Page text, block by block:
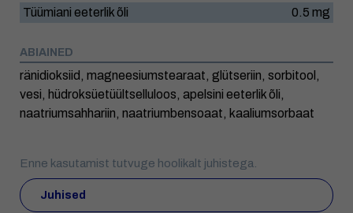
Tüümiani eeterlik õli
0.5 mg
ABIAINED
ränidioksiid, magneesiumstearaat, glütseriin, sorbitool,
vesi, hüdroksüetüültselluloos, apelsini eeterlik õli,
naatriumsahhariin, naatriumbensoaat, kaaliumsorbaat
Enne kasutamist tutvuge hoolikalt juhistega.
Juhised